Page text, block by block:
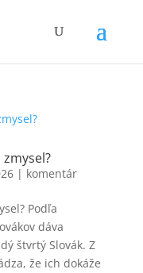
| komentár
Podľa
dáva
štvrtý Slovák. Z
že ich dokáže